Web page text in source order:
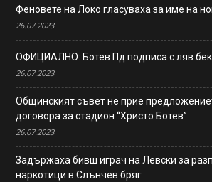
Феновете на Локо гласуваха за име на
26.07.2023
ОФИЦИАЛНО: Ботев Пд подписа с ляв
26.07.2023
Общинският съвет не прие
договора за стадион “Христо Ботев”
26.07.2023
Задържаха бивш играч на Левски за
наркотици в Слънчев бряг